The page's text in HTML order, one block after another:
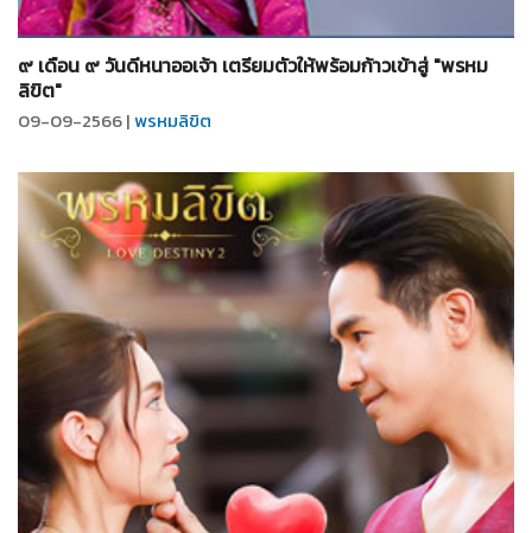
จำนวน11รูป
๙ เดือน ๙ วันดีหนาออเจ้า เตรียมตัวให้พร้อมก้าวเข้าสู่ "พรหม
ลิขิต"
09-09-2566 |พรหมลิขิต